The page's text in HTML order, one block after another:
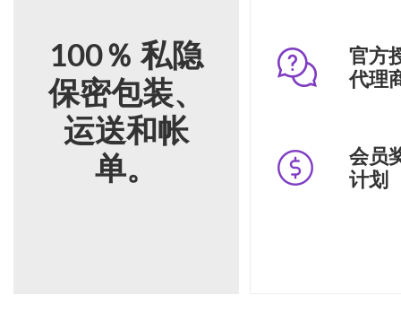
100％ 私隐
保密包装、
运送和帐
单。
官方
代理
会员
计划